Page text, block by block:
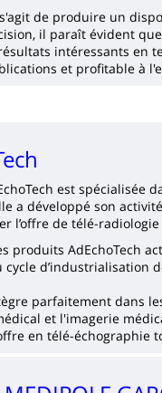
de produire un
il paraît évident
intéressants en
et profitable à
est
a développé son
l’offre de télé-
produits AdEchoTech
cycle
parfaitement dans
et l'imagerie
en télé-échographie